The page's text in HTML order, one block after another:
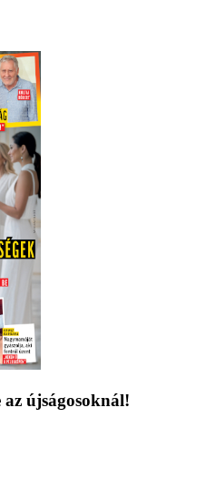
az újságosoknál!